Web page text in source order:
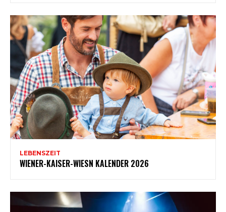
LEBENSZEIT
WIENER-KAISER-WIESN KALENDER 2026